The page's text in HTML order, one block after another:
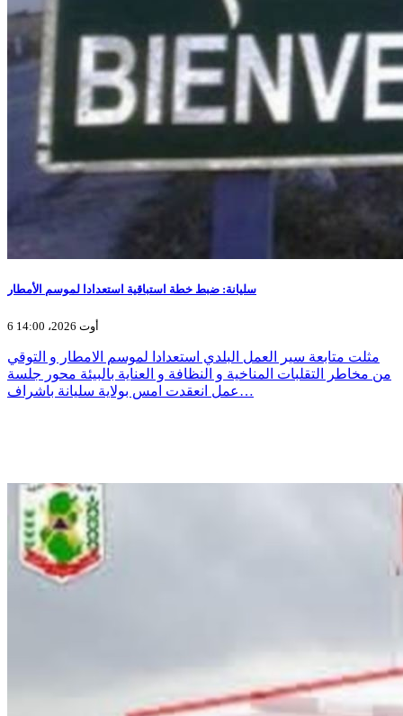
سليانة: ضبط خطة استباقية استعدادا لموسم الأمطار
6 أوت 2026، 14:00
مثلت متابعة سير العمل البلدي استعدادا لموسم الامطار و التوقي
من مخاطر التقلبات المناخية و النظافة و العناية بالبيئة محور جلسة
عمل انعقدت امس بولاية سليانة باشراف…